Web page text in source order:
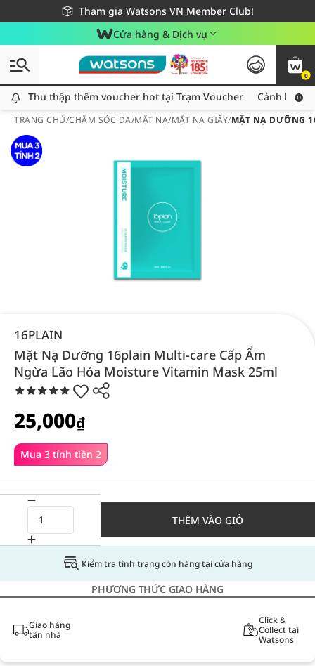
Tham gia Watsons VN Member Club!
Miễn phí giao hàng cho đơn hàng từ 249,000Đ
Giao hàng nhanh 24h - Áp dụng khu vực TP. Hồ Chí Minh
Cửa hàng & Dịch vụ
0
Thu thập thêm voucher hot tại Trạm Voucher
Thu thập thêm voucher hot tại Trạm Voucher Cảnh báo
TRANG CHỦ/CHĂM SÓC DA/MẶT NẠ/MẶT NẠ GIẤY/MẶT NẠ DƯỠNG
16PLAIN
Mặt Nạ Dưỡng 16plain Multi-care Cấp Ẩm
Ngừa Lão Hóa Moisture Vitamin Mask 25ml
Mua 3 tính tiền 2
25,000₫
THÊM VÀO GIỎ
Kiểm tra tình trạng còn hàng tại cửa hàng
PHƯƠNG THỨC GIAO HÀNG
Giao hàng
tận nhà
Click &
Collect tại
Watsons